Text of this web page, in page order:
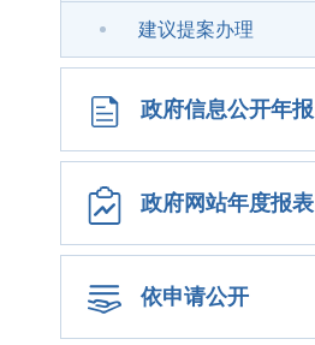
建议提案办理
政府信息公开年报
政府网站年度报表
依申请公开